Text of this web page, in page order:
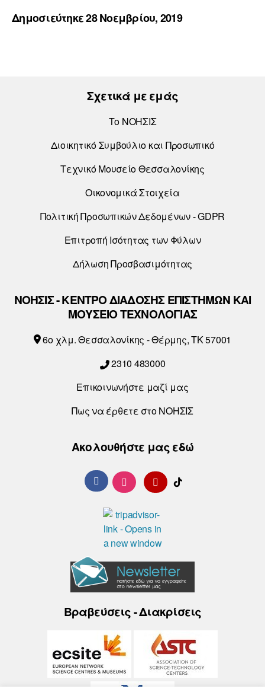
Δημοσιεύτηκε 28 Νοεμβρίου, 2019
Σχετικά με εμάς
Το ΝΟΗΣΙΣ
Διοικητικό Συμβούλιο και Προσωπικό
Τεχνικό Μουσείο Θεσσαλονίκης
Οικονομικά Στοιχεία
Πολιτική Προσωπικών Δεδομένων - GDPR
Επιτροπή Ισότητας των Φύλων
Δήλωση Προσβασιμότητας
ΝΟΗΣΙΣ - ΚΕΝΤΡΟ ΔΙΑΔΟΣΗΣ ΕΠΙΣΤΗΜΩΝ ΚΑΙ
ΜΟΥΣΕΙΟ ΤΕΧΝΟΛΟΓΙΑΣ
6o χλμ. Θεσσαλονίκης - Θέρμης, ΤΚ 57001
2310 483000
Επικοινωνήστε μαζί μας
Πως να έρθετε στο ΝΟΗΣΙΣ
Ακολουθήστε μας εδώ
Βραβεύσεις - Διακρίσεις